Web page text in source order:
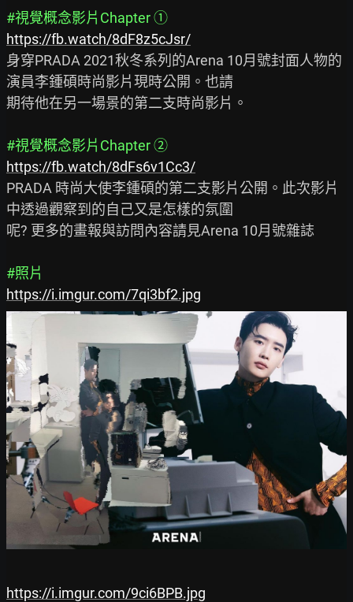
#視覺概念影片Chapter ①
https://fb.watch/8dF8z5cJsr/
身穿PRADA 2021秋冬系列的Arena 10月號封面人物的
演員李鍾碩時尚影片現時公開。也請
期待他在另一場景的第二支時尚影片。
#視覺概念影片Chapter ②
https://fb.watch/8dFs6v1Cc3/
PRADA 時尚大使李鍾碩的第二支影片公開。此次影片
中透過觀察到的自己又是怎樣的氛圍
呢? 更多的畫報與訪問內容請見Arena 10月號雜誌
#照片
https://i.imgur.com/7qi3bf2.jpg
https://i.imgur.com/9ci6BPB.jpg